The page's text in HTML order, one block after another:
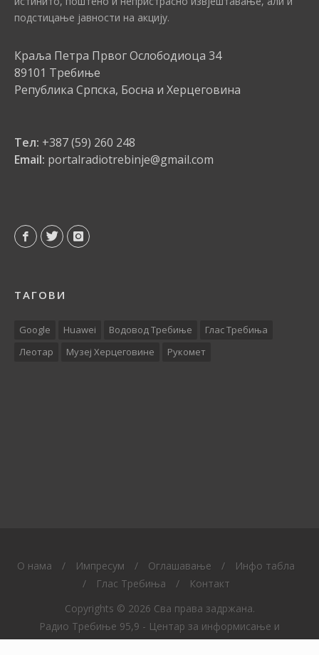
подстицање јавности на акцију.
Краља Петра Првог Ослободиоца 34
89101 Требиње
Република Српска, Босна и Херцеговина
Тел: +387 (59) 260 248
Email: portalradiotrebinje@gmail.com
ТАГОВИ
Google Huawei Водовод Требиње
Глас Требиња
Леотар
Музеј Херцеговине Рукомет
O нама / Импресум / Оглашавање /
Инфо табла
/
Глас Требиња /
Контакт
Copyrights © 2026 Сва права задржана.
Радио Требиње 95,9 - Центар за информисање и
образовање